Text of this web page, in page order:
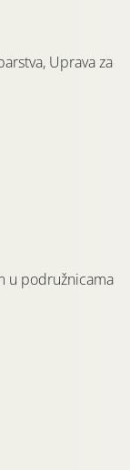
Uprava za
u podružnicama